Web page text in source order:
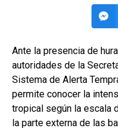
Ante la presencia de
autoridades de la
Sistema de Alerta
permite conocer la
tropical según la escala
la parte externa de las